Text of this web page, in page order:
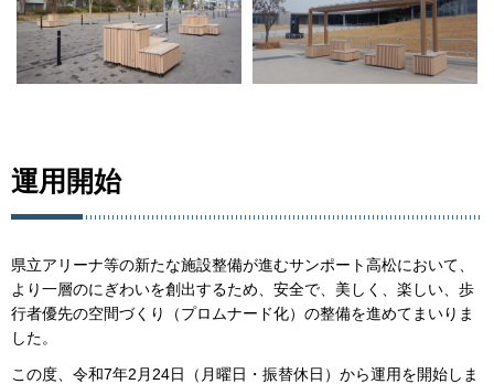
運用開始
県立アリーナ等の新たな施設整備が進むサンポート高松において、
より一層のにぎわいを創出するため、安全で、美しく、楽しい、歩
行者優先の空間づくり（プロムナード化）の整備を進めてまいりま
した。
この度、令和7年2月24日（月曜日・振替休日）から運用を開始しま